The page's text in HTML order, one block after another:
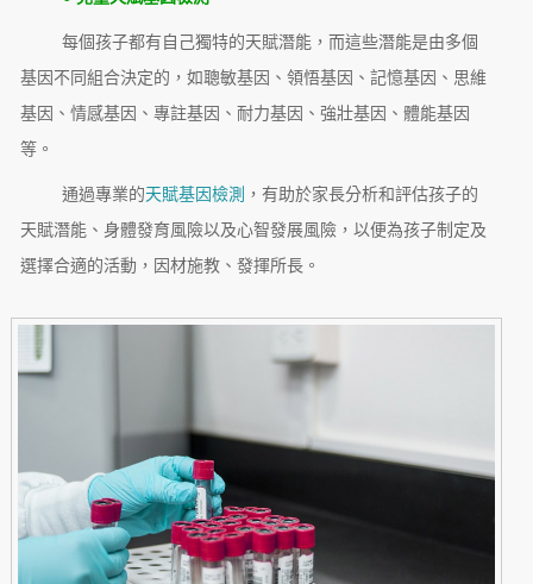
每個孩子都有自己獨特的天賦潛能，而這些潛能是由多個
基因不同組合決定的，如聰敏基因、領悟基因、記憶基因、思維
基因、情感基因、專註基因、耐力基因、強壯基因、體能基因
等。
通過專業的天賦基因檢測 ，有助於家長分析和評估孩子的
天賦潛能、身體發育風險以及心智發展風險，以便為孩子制定及
選擇合適的活動，因材施教、發揮所長。